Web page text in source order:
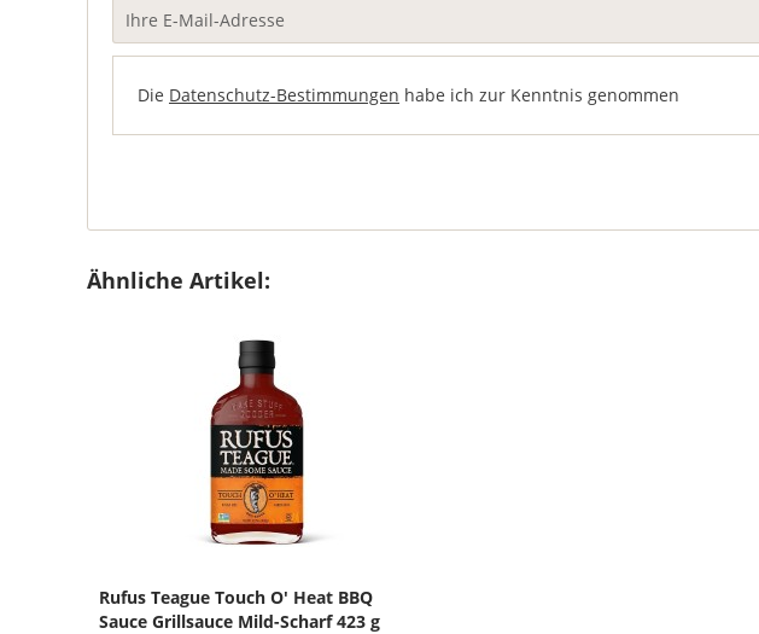
Die Datenschutz-Bestimmungen habe ich zur Kenntnis genommen
Ähnliche Artikel:
Rufus Teague Touch O' Heat BBQ
Sauce Grillsauce Mild-Scharf 423 g